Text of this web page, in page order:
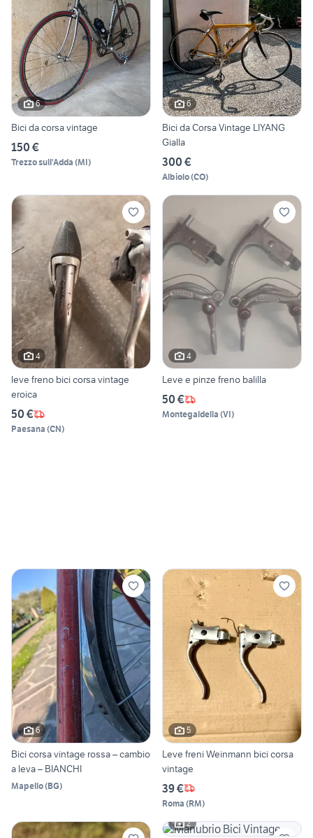
6
Bici da corsa vintage
150 €
Trezzo sull'Adda (MI)
6
Bici da Corsa Vintage LIYANG
Gialla
300 €
Albiolo(CO)
4
leve freno bici corsa vintage
eroica
50 €
Paesana (CN)
4
Leve e pinze freno balilla
50 €
Montegaldella (VI)
6
Bici corsa vintage rossa – cambio
a leva – BIANCHI
Mapello(BG)
5
Leve freni Weinmann bici corsa
vintage
39 €
Roma (RM)
2